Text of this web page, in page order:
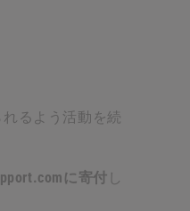
るよう活動を続
に寄付 し